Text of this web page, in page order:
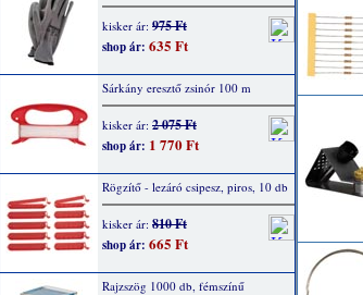
kisker ár: 975 Ft
shop ár: 635 Ft
Sárkány eresztő zsinór 100 m
kisker ár: 2 075 Ft
shop ár: 1 770 Ft
Rögzítő - lezáró csipesz, piros, 10 db
kisker ár: 810 Ft
shop ár: 665 Ft
Rajzszög 1000 db, fémszínű